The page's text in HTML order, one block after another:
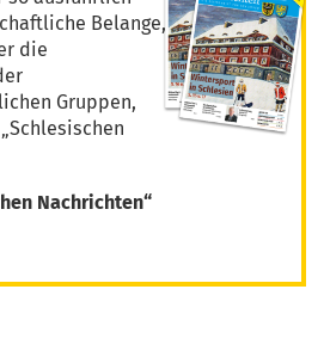
Belange,
die
Gruppen,
Nachrichten“